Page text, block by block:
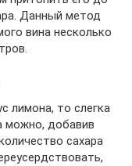
Данный метод
вина несколько
лимона, то слегка
можно, добавив
сахара